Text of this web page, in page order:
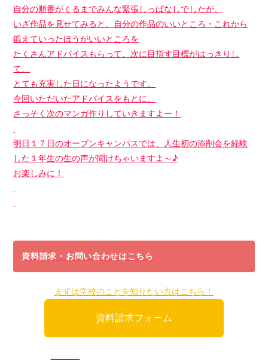
自分の順番がくるまでみんな緊張しっぱなしでしたが、
いざ作品を見せてみると、自分の作品のいいところ・これから
鍛えていったほうがいいところを
たくさんアドバイスもらって、次に目指す目標がはっきりし
て、
とても充実した日になったようです。
今回いただいたアドバイスをもとに、
さっそく次のマンガ作りしていきますよー！
明日１７日のオープンキャンパスでは、人生初の添削会を経験
した１年生の生の声が聞けちゃいますよ～♪
お楽しみに！
資料請求・お問い合わせはこちら
まずは学校のことを知りたい方はこちら！
資料請求フォーム